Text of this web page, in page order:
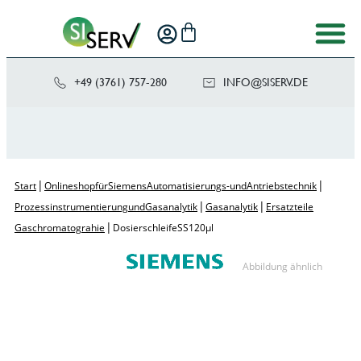
+49 (3761) 757-280 ED.VRE
SIS@OF
NI
Start | Onlineshop für Siemens Automatisierungs- und Antriebstechnik |
Prozessinstrumentierung und Gasanalytik | Gasanalytik | Ersatzteile
Gaschromatograhie | Dosierschleife SS 120µl
Abbildung ähnlich